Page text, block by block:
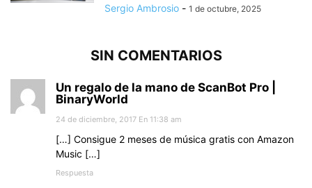
Sergio Ambrosio - 1 de octubre, 2025
SIN COMENTARIOS
Un regalo de la mano de ScanBot Pro |
BinaryWorld
24 de diciembre, 2017 En 11:38 am
[…] Consigue 2 meses de música gratis con Amazon
Music […]
Respuesta